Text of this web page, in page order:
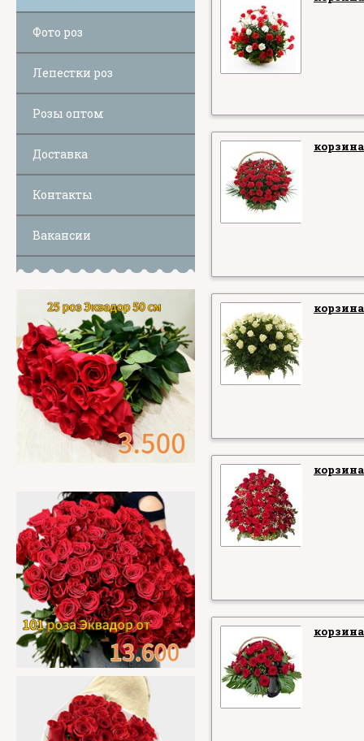
Фото роз
Лепестки роз
Розы оптом
Доставка
Контакты
Вакансии